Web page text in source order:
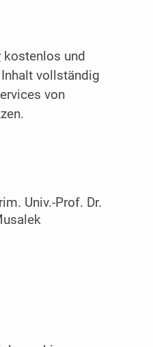
kostenlos und
vollständig
von
Univ.-Prof. Dr.